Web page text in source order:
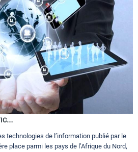
technologies de l’information publié par le
place parmi les pays de l’Afrique du Nord,